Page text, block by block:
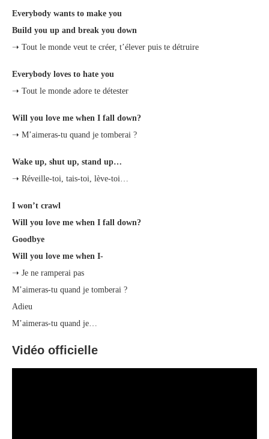
Everybody wants to make you
Build you up and break you down
➝ Tout le monde veut te créer, t’élever puis te détruire
Everybody loves to hate you
➝ Tout le monde adore te détester
Will you love me when I fall down?
➝ M’aimeras-tu quand je tomberai ?
Wake up, shut up, stand up…
➝ Réveille-toi, tais-toi, lève-toi…
I won’t crawl
Will you love me when I fall down?
Goodbye
Will you love me when I-
➝ Je ne ramperai pas
M’aimeras-tu quand je tomberai ?
Adieu
M’aimeras-tu quand je…
Vidéo officielle